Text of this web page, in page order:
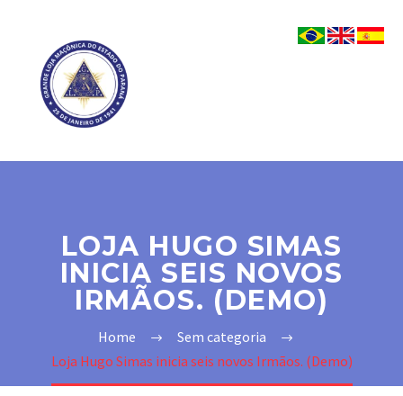
LOJA HUGO SIMAS
INICIA SEIS NOVOS
IRMÃOS. (DEMO)
Home
Sem categoria
Loja Hugo Simas inicia seis novos Irmãos. (Demo)